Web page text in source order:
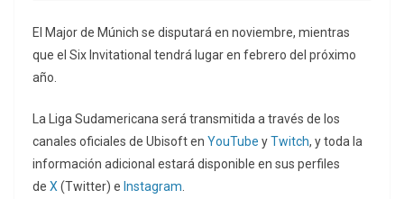
El Major de Múnich se disputará en noviembre, mientras
que el Six Invitational tendrá lugar en febrero del próximo
año.
La Liga Sudamericana será transmitida a través de los
canales oficiales de Ubisoft en YouTube yTwitch, y toda la
información adicional estará disponible en sus perfiles
de X (Twitter) e Instagram